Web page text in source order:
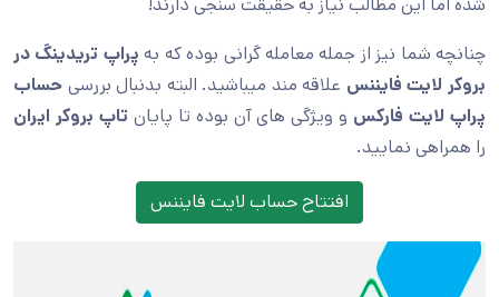
چنانچه شما نیز از جمله معامله گرانی بوده که به پراپ تریدینگ در
بروکر لایت فایننس علاقه مند میباشید. البته بدنبال بررسی حساب
پراپ لایت فارکس و ویژگی های آن بوده تا پایان تاپ بروکر ایران
را همراهی نمایید.
افتتاح حساب لایت فایننس